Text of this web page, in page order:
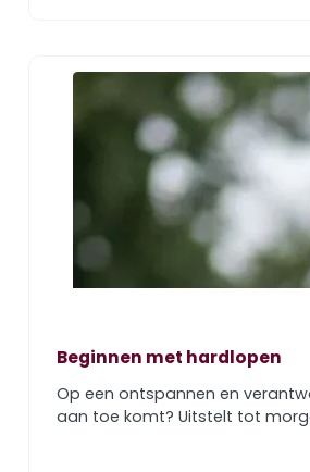
Beginnen met hardlopen
Op een ontspannen en
aan toe komt? Uitstelt tot